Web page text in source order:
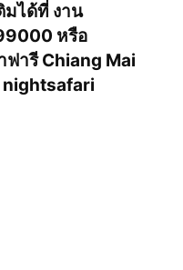
มได้ที่ งาน
หรือ
ฟารี Chiang Mai
nightsafari